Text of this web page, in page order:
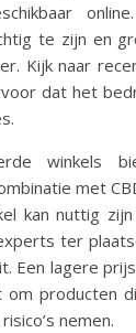
te zijn en
Kijk naar
dat het
winkels
met
kan nuttig
ter
Een lagere
om producten
nemen.